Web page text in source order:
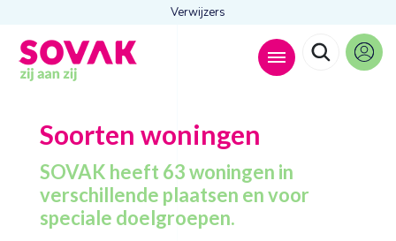
Verwijzers
Anderen zochten ook
Soorten woningen
SOVAK heeft 63 woningen in
verschillende plaatsen en voor
speciale doelgroepen.